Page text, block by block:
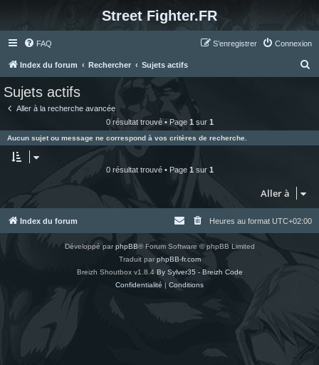
Street Fighter.FR
FAQ Connexion
S’enregistrer
Index du forum Rechercher Sujets actifs
e
r
Sujets actifs
Aller à la recherche avancée
0 résultat trouvé • Page 1 sur 1
Aucun sujet ou message ne correspond à vos critères de recherche.
0 résultat trouvé • Page 1 sur 1
Aller à
Index du forum Heures au format UTC+02:00
Développé parphpBB® Forum Software © phpBB Limited
Traduit parphpBB-fr.com
Breizh Shoutbox v1.8.4 By Sylver35 - Breizh Code
Confidentialité | Conditions